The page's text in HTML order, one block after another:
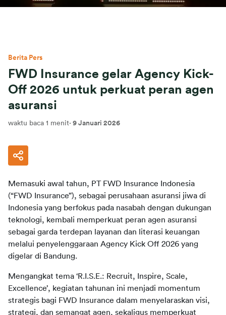
Berita Pers
FWD Insurance gelar Agency Kick-
Off 2026 untuk perkuat peran agen
asuransi
waktu baca 1 menit· 9 Januari 2026
Memasuki awal tahun, PT FWD Insurance Indonesia
(“FWD Insurance”), sebagai perusahaan asuransi jiwa di
Indonesia yang berfokus pada nasabah dengan dukungan
teknologi, kembali memperkuat peran agen asuransi
sebagai garda terdepan layanan dan literasi keuangan
melalui penyelenggaraan Agency Kick Off 2026 yang
Mengangkat tema ‘R.I.S.E.: Recruit, Inspire, Scale,
Excellence’, kegiatan tahunan ini menjadi momentum
strategis bagi FWD Insurance dalam menyelaraskan visi,
strategi, dan semangat agen, sekaligus memperkuat